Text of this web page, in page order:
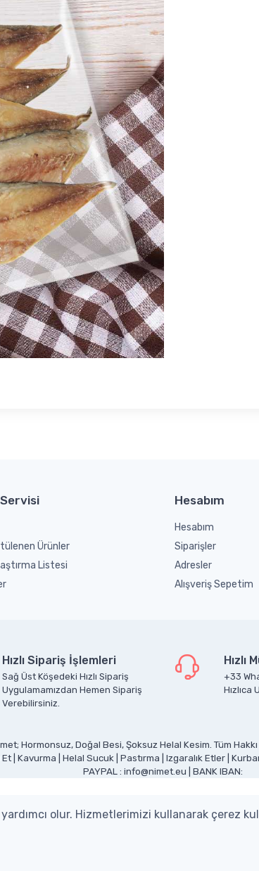
Ürünler
Listesi
Hesabım
Hesabım
Siparişler
Adresler
Alışveriş Sepetim
Hızlı Sipariş İşlemleri
Sağ Üst Köşedeki Hızlı Sipariş
Uygulamamızdan Hemen Sipariş
Verebilirsiniz.
Hızlı
+33
Hızlıca
Hormonsuz, Doğal Besi, Şoksuz Helal Kesim. Tüm Hakkı
Et| Kavurma Helal Sucuk Pastırma Izgaralık Etler|
PAYPAL : info@nimet.eu | BANK IBAN:
olur. Hizmetlerimizi kullanarak çerez